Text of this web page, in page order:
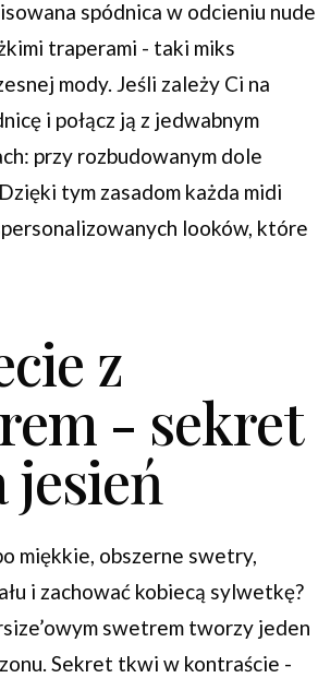
spódnica w odcieniu nude
traperami - taki miks
mody. Jeśli zależy Ci na
i połącz ją z jedwabnym
przy rozbudowanym dole
tym zasadom każda midi
looków, które
z
- sekret
miękkie, obszerne swetry,
i zachować kobiecą sylwetkę?
swetrem tworzy jeden
Sekret tkwi w kontraście -